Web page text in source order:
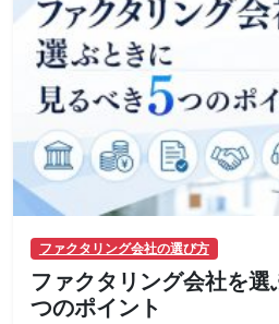
使
っ
て
い
た
シ
ン
プ
ル
な
方
法
は
ファクタリング会社の選び方
ファクタリング会社を
つのポイント